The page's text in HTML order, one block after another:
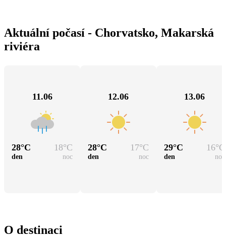
Aktuální počasí - Chorvatsko, Makarská
riviéra
11.06
28°C 18°C
den noc
12.06
28°C 17°C
den noc
13.06
29°C 16°C
den noc
O destinaci